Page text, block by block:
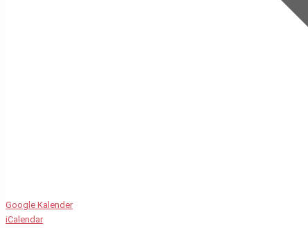
Google Kalender
iCalendar